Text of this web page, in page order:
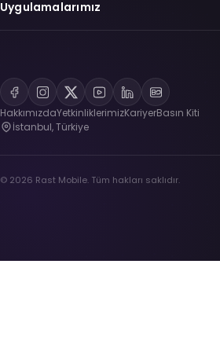
Uygulamalarımız
HakkımızdaYetkinliklerimizKariyerBasın Kiti
İstanbul, Türkiye
© 2026 Rast Mobile. Tüm hakları saklıdır.